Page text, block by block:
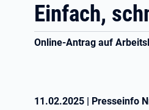
Einfach,
Online-Antrag auf
11.02.2025 | Presseinfo